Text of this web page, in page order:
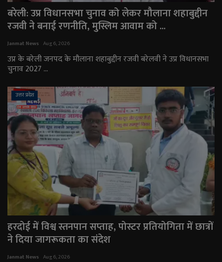
बरेली: उप्र विधानसभा चुनाव को लेकर मौलाना शहाबुद्दीन
रजवी ने बनाई रणनीति, मुस्लिम आवाम को ...
Janmat News Aug 6, 2026
उप्र के बरेली जनपद के मौलाना शहाबुद्दीन रजवी बरेलवी ने उप्र विधानसभा
चुनाव 2027 ...
उत्तर प्रदेश
हरदोई में विश्व स्तनपान सप्ताह, पोस्टर प्रतियोगिता में छात्रों
ने दिया जागरूकता का संदेश
Janmat News Aug 6, 2026